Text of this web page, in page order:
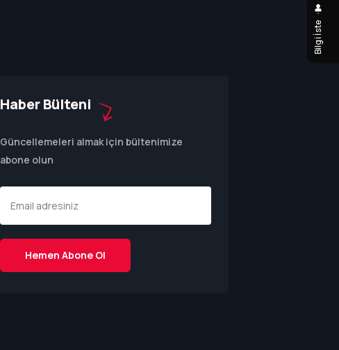
Haber Bülteni
Güncellemeleri almak için bültenimize
abone olun
Bilgi İste